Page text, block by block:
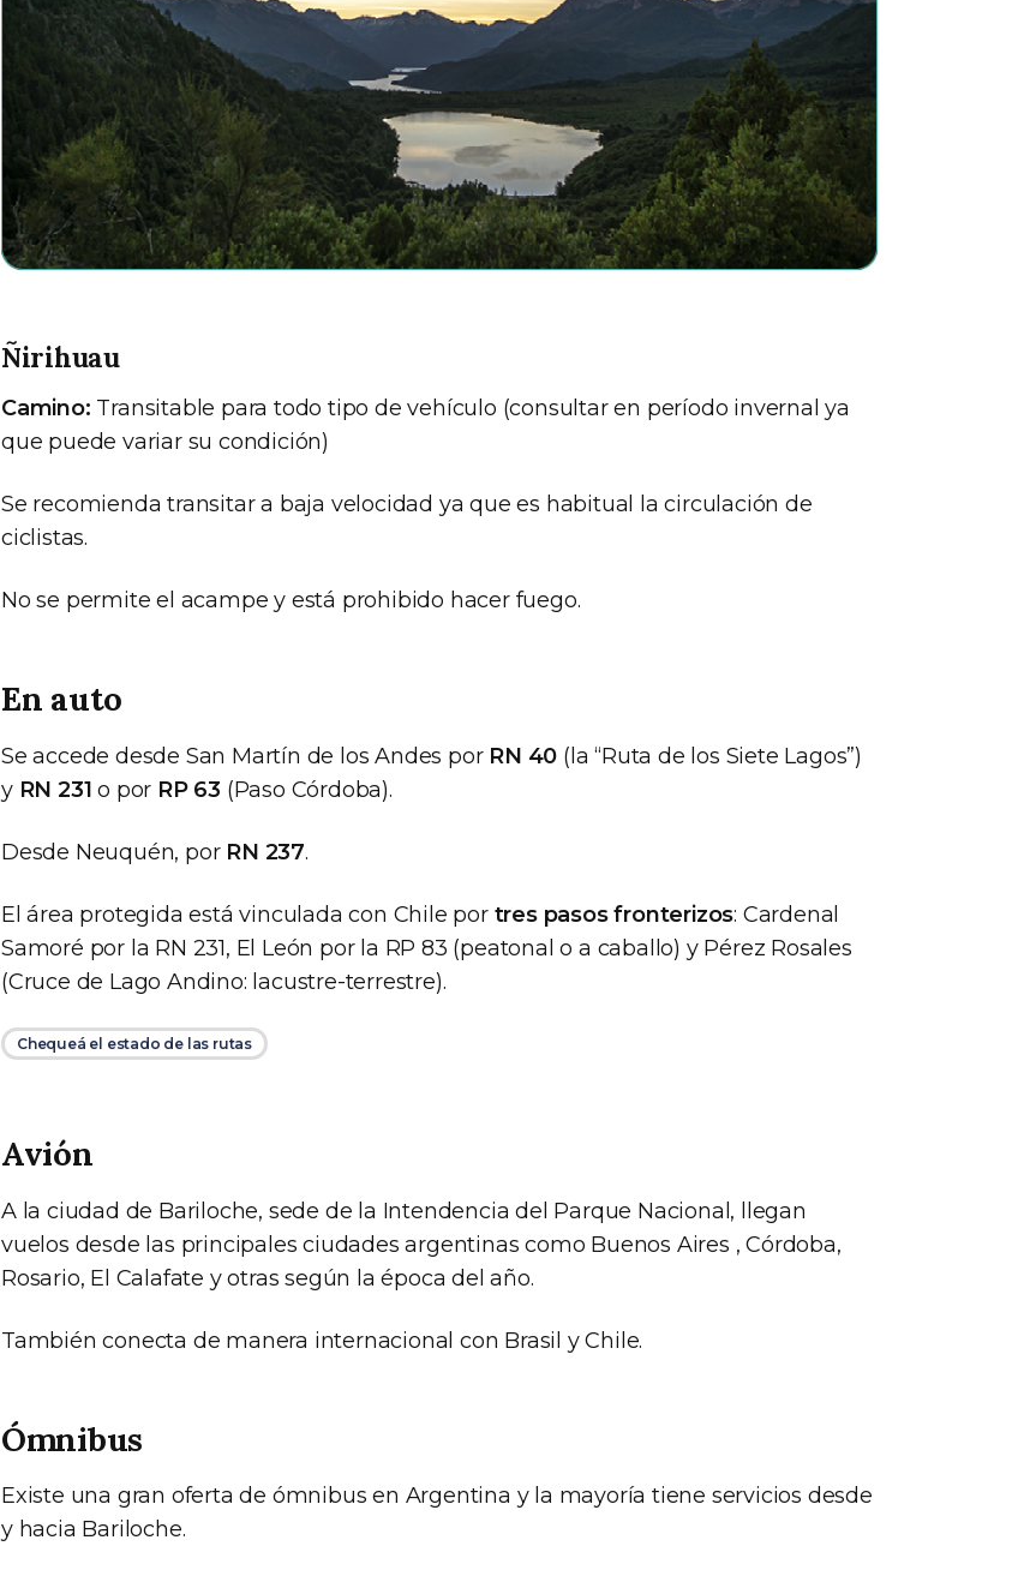
Ñirihuau
Camino: Transitable para todo tipo de vehículo (consultar en período invernal ya
que puede variar su condición)
Se recomienda transitar a baja velocidad ya que es habitual la circulación de
ciclistas.
No se permite el acampe y está prohibido hacer fuego.
En auto
Se accede desde San Martín de los Andes por RN 40 (la “Ruta de los Siete Lagos”)
y RN 231 o por RP 63 (Paso Córdoba).
Desde Neuquén, por RN 237.
El área protegida está vinculada con Chile por tres pasos fronterizos: Cardenal
Samoré por la RN 231, El León por la RP 83 (peatonal o a caballo) y Pérez Rosales
(Cruce de Lago Andino: lacustre-terrestre).
Chequeá el estado de las rutas
Avión
A la ciudad de Bariloche, sede de la Intendencia del Parque Nacional, llegan
vuelos desde las principales ciudades argentinas como Buenos Aires , Córdoba,
Rosario, El Calafate y otras según la época del año.
También conecta de manera internacional con Brasil y Chile.
Ómnibus
Existe una gran oferta de ómnibus en Argentina y la mayoría tiene servicios desde
y hacia Bariloche.